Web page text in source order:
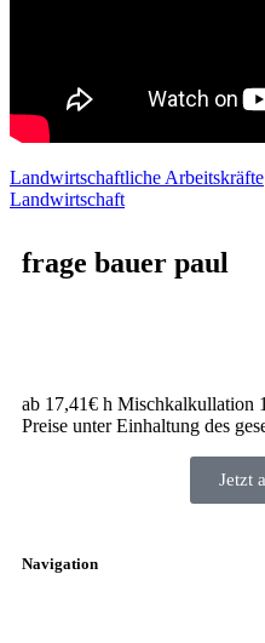
Landwirtschaftliche Arbeitskräfte
Landwirtschaft
frage bauer paul
ab 17,41€ h Mischkalkullation
Preise unter Einhaltung des
Jetzt
Navigation